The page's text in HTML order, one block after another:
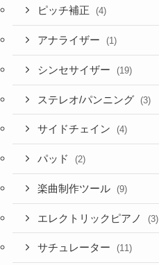
ピッチ補正 (4)
アナライザー (1)
シンセサイザー (19)
ステレオ/パンニング (3)
サイドチェイン (4)
パッド (2)
楽曲制作ツール (9)
エレクトリックピアノ (3)
サチュレーター (11)